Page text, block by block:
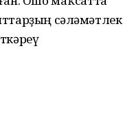
сәләмәтлек